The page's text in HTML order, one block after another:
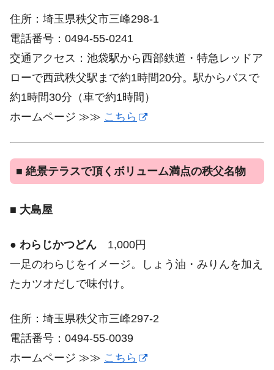
住所：埼玉県秩父市三峰298-1
電話番号：0494-55-0241
交通アクセス：池袋駅から西部鉄道・特急レッドア
ローで西武秩父駅まで約1時間20分。駅からバスで
約1時間30分（車で約1時間）
ホームページ ≫≫ こちら
■ 絶景テラスで頂くボリューム満点の秩父名物
■ 大島屋
● わらじかつどん 1,000円
一足のわらじをイメージ。しょう油・みりんを加え
たカツオだしで味付け。
住所：埼玉県秩父市三峰297-2
電話番号：0494-55-0039
ホームページ ≫≫ こちら